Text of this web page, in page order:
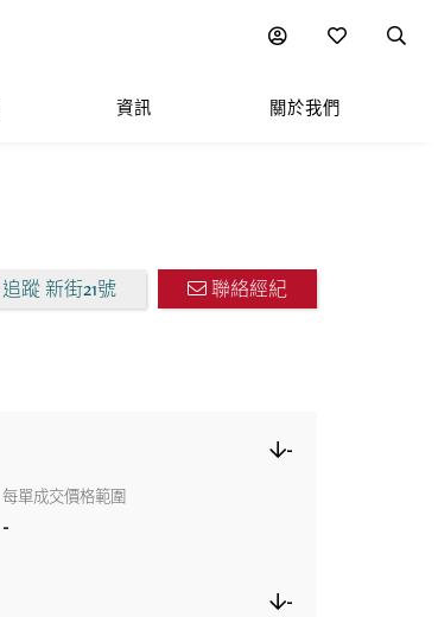
資訊 關於我們
附近熱門項目
追蹤 新街21號 聯絡經紀
-
每單成交價格範圍
-
-